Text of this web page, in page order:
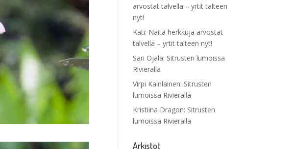
arvostat talvella – yrtit talteen
nyt!
Kati: Näitä herkkuja arvostat
talvella – yrtit talteen nyt!
Sari Ojala: Sitrusten lumoissa
Rivieralla
Virpi Kainlainen: Sitrusten
lumoissa Rivieralla
Kristiina Dragon: Sitrusten
lumoissa Rivieralla
Arkistot